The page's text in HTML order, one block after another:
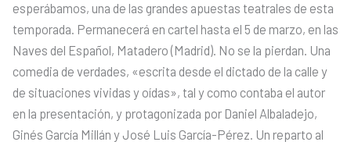
esperábamos, una de las grandes apuestas teatrales de esta
temporada. Permanecerá en cartel hasta el 5 de marzo, en las
Naves del Español, Matadero (Madrid). No se la pierdan. Una
comedia de verdades, «escrita desde el dictado de la calle y
de situaciones vividas y oídas», tal y como contaba el autor
en la presentación, y protagonizada por Daniel Albaladejo,
Ginés García Millán y José Luis García-Pérez. Un reparto al